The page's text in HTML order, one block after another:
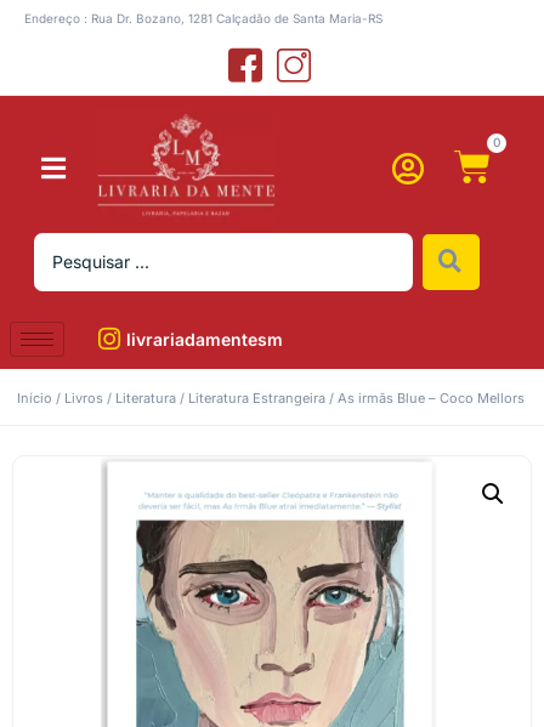
Endereço : Rua Dr. Bozano, 1281 Calçadão de Santa Maria-RS
0
livrariadamentesm
Início / Livros / Literatura / Literatura Estrangeira / As irmãs Blue – Coco Mellors